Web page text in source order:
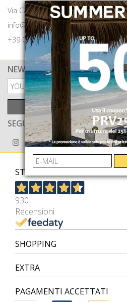
Via Calabritto 9 80121 Napoli
info@paolofiorillo.com
+39 081 1857 6024
NEWSLETTER
INVIA
SEGUICI ANCHE SU
STORE
930
Recensioni
SHOPPING
EXTRA
PAGAMENTI ACCETTATI